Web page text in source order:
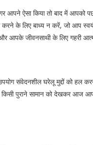
ऐसा किया तो बाद में आपको
करने के लिए बाध्य न करें, जो आप
जीवनसाथी के लिए गहरी
संवेदनशील घरेलू मुद्दों को हल
पुराने सामान को देखकर आज